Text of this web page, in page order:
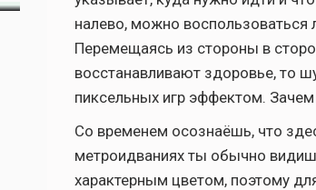
налево, можно воспользоваться
Перемещаясь из стороны в
восстанавливают здоровье, то
пиксельных игр эффектом.
Со временем осознаёшь, что
метроидваниях ты обычно
характерным цветом, поэтому